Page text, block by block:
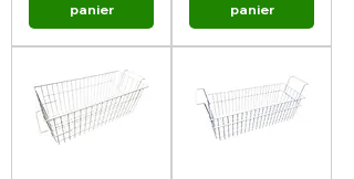
panier
panier